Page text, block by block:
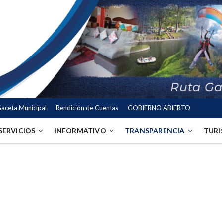
Municipal Rendición de Cuentas GOBIERNO ABIERTO
INFORMATIVO TRANSPARENCIA